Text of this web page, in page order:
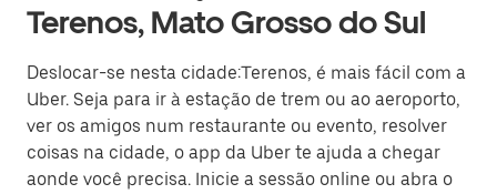
Terenos, Mato Grosso do Sul
Deslocar-se nesta cidade:Terenos, é mais fácil com a
Uber. Seja para ir à estação de trem ou ao aeroporto,
ver os amigos num restaurante ou evento, resolver
coisas na cidade, o app da Uber te ajuda a chegar
aonde você precisa. Inicie a sessão online ou abra o